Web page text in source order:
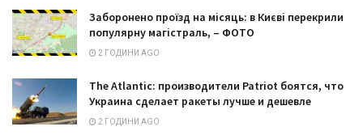
Заборонено проїзд на місяць: в Києві перекрили
популярну магістраль, – ФОТО
2 ГОДИНИ AGO
The Atlantic: производители Patriot боятся, что
Украина сделает ракеты лучше и дешевле
2 ГОДИНИ AGO